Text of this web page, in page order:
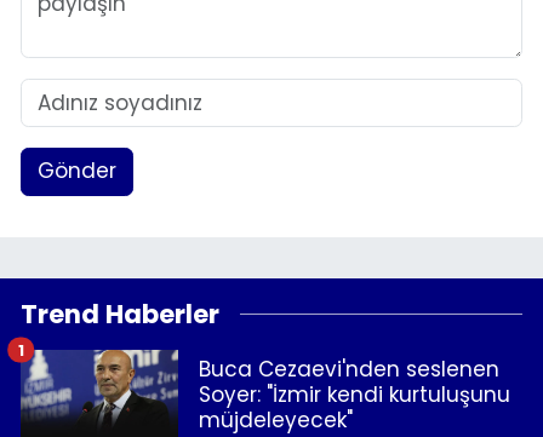
Gönder
Trend Haberler
Buca Cezaevi'nden seslenen
Soyer: "İzmir kendi kurtuluşunu
müjdeleyecek"
1